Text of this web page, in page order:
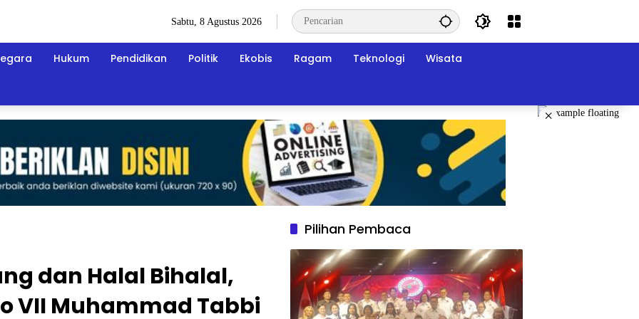
Sabtu, 8 Agustus 2026
Hukum Pendidikan Politik Ekobis Ragam Teknologi Wisata
×
dan Halal Bihalal,
VII Muhammad Tabbi
Pilihan Pembaca